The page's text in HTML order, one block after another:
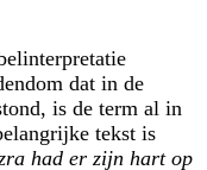
dat in de
is de term al in
tekst is
had er zijn hart op